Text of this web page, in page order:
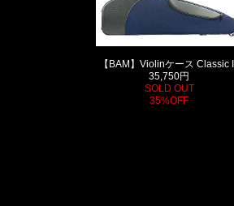
【BAM】Violinケース Classic III
35,750円
SOLD OUT
35%OFF